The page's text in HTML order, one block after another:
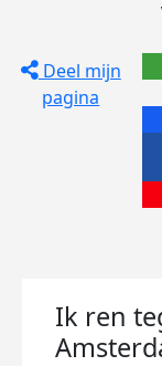
Deel mijn
pagina
Ik ren